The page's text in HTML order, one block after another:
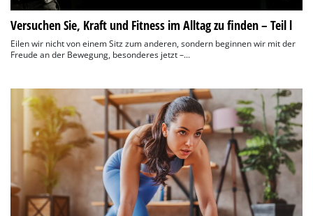
Versuchen Sie, Kraft und Fitness im Alltag zu finden – Teil l
Eilen wir nicht von einem Sitz zum anderen, sondern beginnen wir mit der
Freude an der Bewegung, besonderes jetzt –...